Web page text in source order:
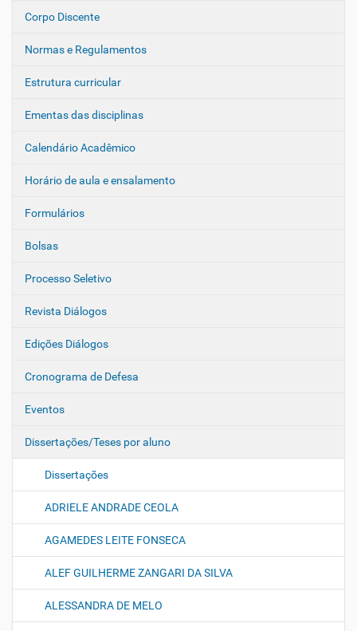
ç
o
Corpo Discente
Normas e Regulamentos
Estrutura curricular
Ementas das disciplinas
Calendário Acadêmico
Horário de aula e ensalamento
Formulários
Bolsas
Processo Seletivo
Revista Diálogos
Edições Diálogos
Cronograma de Defesa
Eventos
Dissertações/Teses por aluno
Dissertações
ADRIELE ANDRADE CEOLA
AGAMEDES LEITE FONSECA
ALEF GUILHERME ZANGARI DA SILVA
ALESSANDRA DE MELO